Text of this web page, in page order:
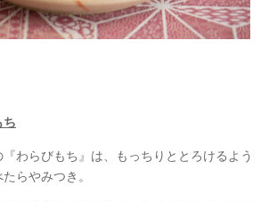
ち
わらびもち』は、もっちりととろけるよう
らやみつき。